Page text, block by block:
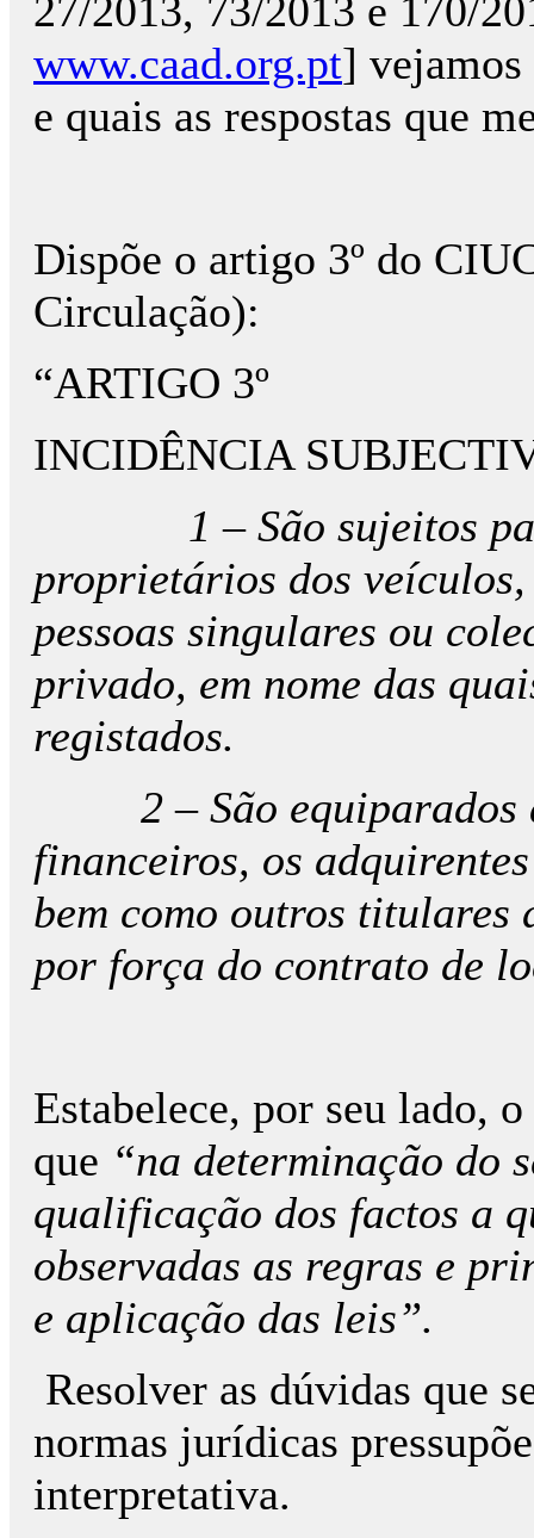
27/2013, 73/2013 e 170/
www.caad.org.pt] vejamos
e quais as respostas que
Dispõe o artigo 3º do
Circulação):
“ARTIGO 3º
INCIDÊNCIA
1 – São sujeitos
proprietários dos
pessoas singulares ou
privado, em nome das
registados.
2 – São equiparados
financeiros, os
bem como outros titulares
por força do contrato de
Estabelece, por seu lado,
que “na determinação do
qualificação dos factos a
observadas as regras e
e aplicação das leis”.
Resolver as dúvidas que
normas jurídicas
interpretativa.